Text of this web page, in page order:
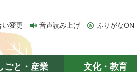
い変更 音声読み上げ ふりがなON
ごと・産業 文化・教育